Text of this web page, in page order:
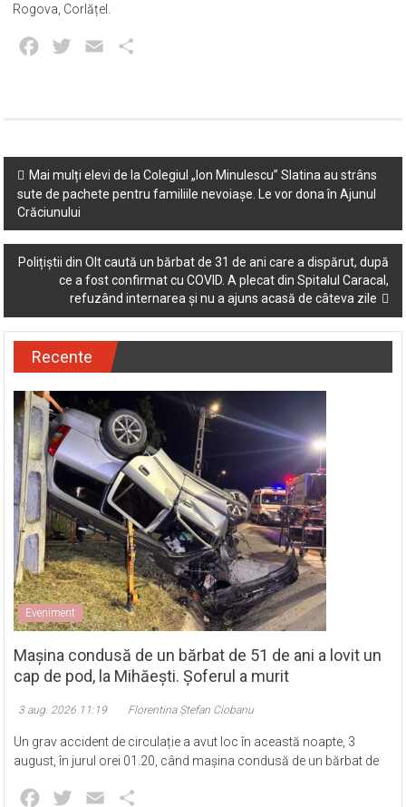
Rogova, Corlățel.
Facebook
Twitter Email
Post
navigation
Mai mulți elevi de la Colegiul „Ion Minulescu” Slatina au strâns
sute de pachete pentru familiile nevoiașe. Le vor dona în Ajunul
Crăciunului
Polițiștii din Olt caută un bărbat de 31 de ani care a dispărut, după
ce a fost confirmat cu COVID. A plecat din Spitalul Caracal,
refuzând internarea și nu a ajuns acasă de câteva zile
Recente
Eveniment
Mașina condusă de un bărbat de 51 de ani a lovit un
cap de pod, la Mihăești. Șoferul a murit
3 aug. 2026 11:19 Florentina Ștefan Ciobanu
Un grav accident de circulație a avut loc în această noapte, 3
august, în jurul orei 01.20, când mașina condusă de un bărbat de
Facebook
Twitter Email